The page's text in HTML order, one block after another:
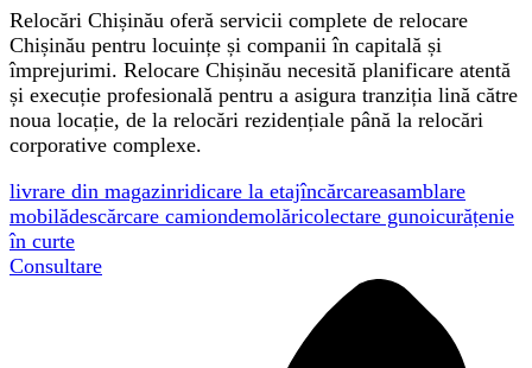
Relocări Chișinău oferă servicii complete de relocare
Chișinău pentru locuințe și companii în capitală și
împrejurimi. Relocare Chișinău necesită planificare atentă
și execuție profesională pentru a asigura tranziția lină către
noua locație, de la relocări rezidențiale până la relocări
corporative complexe.
livrare din magazinridicare la etajîncărcareasamblare
mobilădescărcare camiondemolăricolectare gunoicurățenie
în curte
Consultare